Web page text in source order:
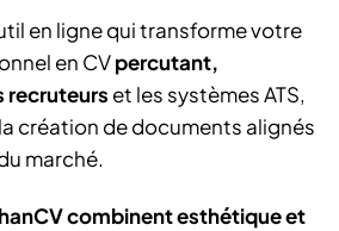
en ligne qui transforme votre
en CVpercutant,
recruteurs et les systèmes ATS,
création de documents alignés
marché.
combinent esthétique et